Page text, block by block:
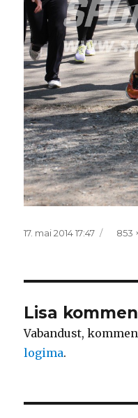
Postitatud
17. mai 2014 17:47 853
Lisa
Vabandust,
logima.